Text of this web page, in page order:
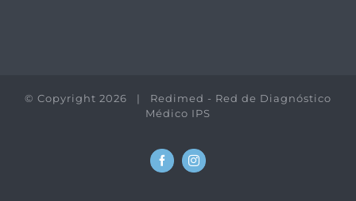
© Copyright 2026 | Redimed - Red de Diagnóstico
Médico IPS
FacebookInstagram